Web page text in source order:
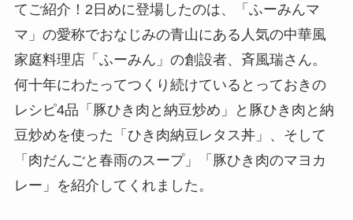
てご紹介！2日めに登場したのは、「ふーみんマ
マ」の愛称でおなじみの青山にある人気の中華風
家庭料理店「ふーみん」の創設者、斉風瑞さん。
何十年にわたってつくり続けているとっておきの
レシピ4品「豚ひき肉と納豆炒め」と豚ひき肉と納
豆炒めを使った「ひき肉納豆レタス丼」、そして
「肉だんごと春雨のスープ」「豚ひき肉のマヨカ
レー」を紹介してくれました。